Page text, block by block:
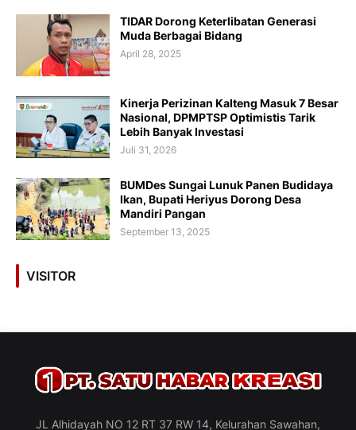
TIDAR Dorong Keterlibatan Generasi
Muda Berbagai Bidang
April 28, 2025
Kinerja Perizinan Kalteng Masuk 7 Besar
Nasional, DPMPTSP Optimistis Tarik
Lebih Banyak Investasi
Juli 31, 2026
BUMDes Sungai Lunuk Panen Budidaya
Ikan, Bupati Heriyus Dorong Desa
Mandiri Pangan
September 13, 2025
VISITOR
JL Alhidayah NO 12 RT 37 RW 14, Kelurahan Sawahan,